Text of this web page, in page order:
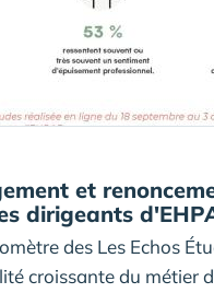
et
dirigeants
des Les Echos
croissante du métier